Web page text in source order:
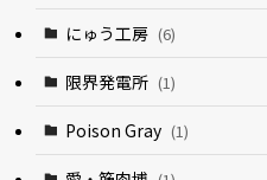
にゅう工房 (6)
限界発電所 (1)
Poison Gray (1)